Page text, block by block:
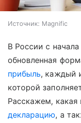
Источник: Magnific
В России с
обновленная
прибыль, каждый
которой
Расскажем,
декларацию, а